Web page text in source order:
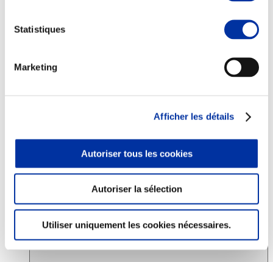
Statistiques
Marketing
Afficher les détails
Autoriser tous les cookies
Autoriser la sélection
Utiliser uniquement les cookies nécessaires.
Viandes et santé
Juste rémunération et attractivité des métiers
Info-veille scientifique
Sources d’information